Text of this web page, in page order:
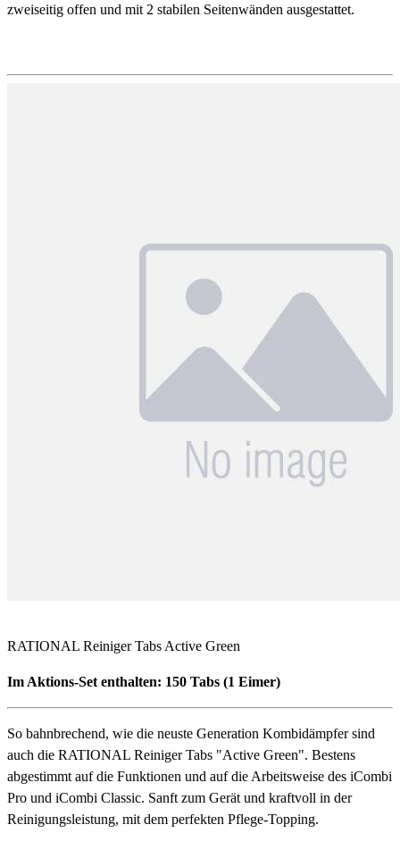
zweiseitig offen und mit 2 stabilen Seitenwänden ausgestattet.
RATIONAL Reiniger Tabs Active Green
Im Aktions-Set enthalten: 150 Tabs (1 Eimer)
So bahnbrechend, wie die neuste Generation Kombidämpfer sind
auch die RATIONAL Reiniger Tabs "Active Green". Bestens
abgestimmt auf die Funktionen und auf die Arbeitsweise des iCombi
Pro und iCombi Classic. Sanft zum Gerät und kraftvoll in der
Reinigungsleistung, mit dem perfekten Pflege-Topping.